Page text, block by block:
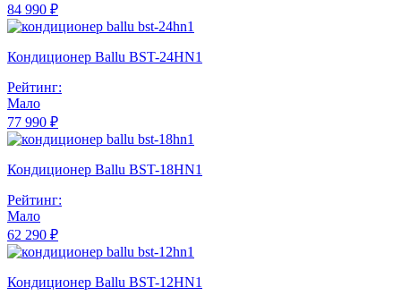
84 990 ₽
Кондиционер Ballu BST-24HN1
Рейтинг:
Мало
77 990 ₽
Кондиционер Ballu BST-18HN1
Рейтинг:
Мало
62 290 ₽
Кондиционер Ballu BST-12HN1